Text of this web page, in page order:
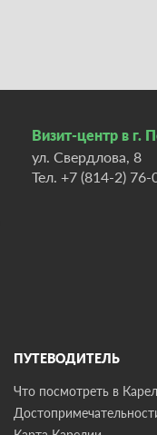
Визит-центр в г.
ул. Свердлова, 8
Тел. +7 (814-2) 76-
ПУТЕВОДИТЕЛЬ
Что посмотреть в